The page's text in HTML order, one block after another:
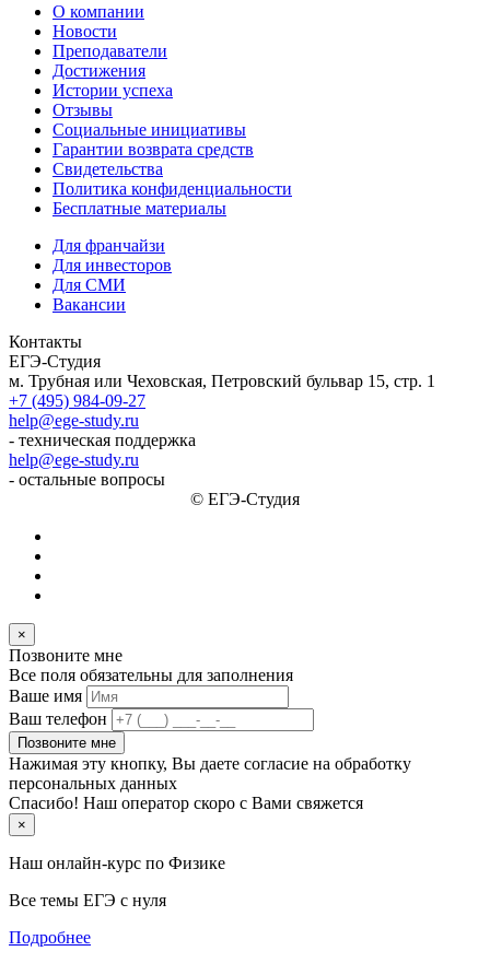
О компании
Новости
Преподаватели
Достижения
Истории успеха
Отзывы
Социальные инициативы
Гарантии возврата средств
Свидетельства
Политика конфиденциальности
Бесплатные материалы
Для франчайзи
Для инвесторов
Для СМИ
Вакансии
Контакты
ЕГЭ-Студия
м. Трубная или Чеховская, Петровский бульвар 15, стр. 1
+7 (495) 984-09-27
help@ege-study.ru
- техническая поддержка
help@ege-study.ru
- остальные вопросы
© ЕГЭ-Студия
×
Позвоните мне
Все поля обязательны для заполнения
Ваше имя
Ваш телефон
Позвоните мне
Нажимая эту кнопку, Вы даете согласие на обработку
персональных данных
Спасибо! Наш оператор скоро с Вами свяжется
×
Наш онлайн-курс по Физике
Все темы ЕГЭ с нуля
Подробнее